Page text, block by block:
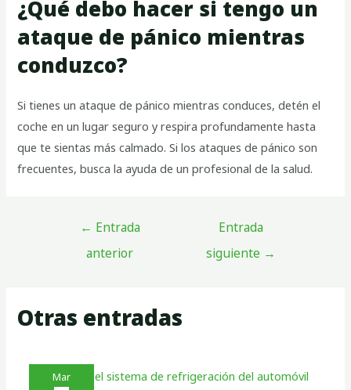
¿Qué debo hacer si tengo un
ataque de pánico mientras
conduzco?
Si tienes un ataque de pánico mientras conduces, detén el
coche en un lugar seguro y respira profundamente hasta
que te sientas más calmado. Si los ataques de pánico son
frecuentes, busca la ayuda de un profesional de la salud.
← Entrada
anterior
Entrada
siguiente →
Otras entradas
Mar